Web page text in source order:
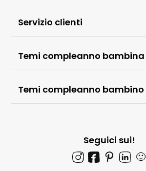
Servizio clienti
Temi compleanno bambina
Temi compleanno bambino
Seguici sui!
🙂